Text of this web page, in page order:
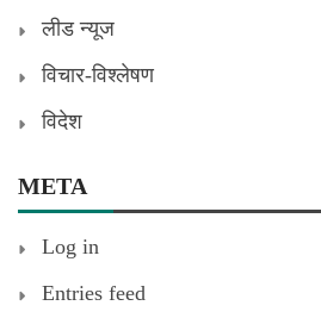
लीड न्यूज
विचार-विश्लेषण
विदेश
META
Log in
Entries feed